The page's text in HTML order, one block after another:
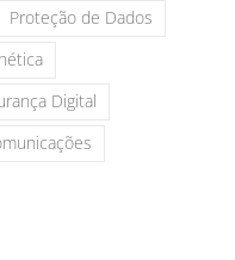
Proteção de Dados
Digital